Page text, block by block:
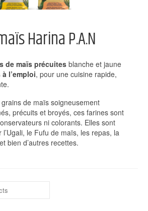
Harina P.A.N
de maïs précuitesblanche et jaune
l’emploi, pour une cuisine rapide,
de maïs soigneusement
précuits et broyés, ces farines sont
ni colorants. Elles sont
le Fufu de maïs, les repas, la
bien d’autres recettes.